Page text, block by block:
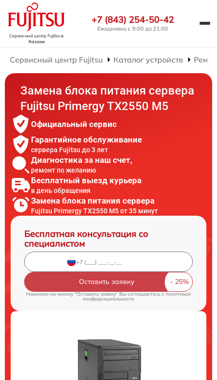
Сервисный центр Fujitsuв
Казани
+7 (843) 254-50-42
Ежедневно с 9:00 до 21:00
Сервисный центр Fujitsu Каталог устройств
Замена блока питания сервера
Fujitsu Primergy TX2550 M5
Официальный сервис
Гарантийное обслуживание
сервера Fujitsu до 3 лет
Диагностика за наш счет,
ремонт по желанию
Бесплатный выезд курьера
в день обращения
Замена блока питания сервера
Fujitsu Primergy TX2550 M5 от 35 минут
Бесплатная консультация со
специалистом
Оставить заявку
Нажимая на кнопку "Оставить заявку" Вы соглашаетесь cполитикой
конфиденциальности